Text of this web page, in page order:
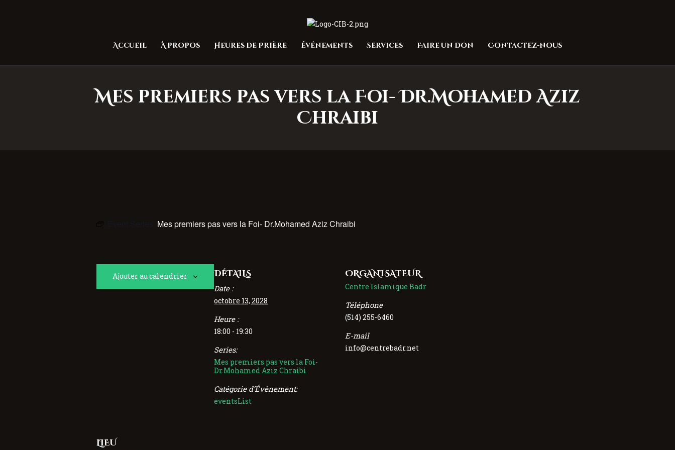
Accueil À propos Heures de Prière Événements Services Faire un don Contactez-nous
Mes premiers pas vers la Foi- Dr.Mohamed Aziz
Chraibi
Centre Islamique Badr
Services
Faire un don
Event Series: Mes premiers pas vers la Foi- Dr.Mohamed Aziz Chraibi
Ajouter au calendrier DÉTAILS
Date :
octobre 13, 2028
Heure :
18:00 - 19:30
Series:
Mes premiers pas vers la Foi-
Dr.Mohamed Aziz Chraibi
Catégorie d’Évènement:
eventsList
ORGANISATEUR
Centre Islamique Badr
Téléphone
(514) 255-6460
E-mail
info@centrebadr.net
LIEU